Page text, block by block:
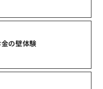
の壁体験